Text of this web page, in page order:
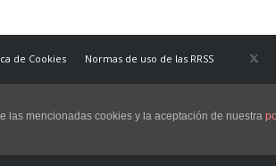
de Cookies Normas de uso de las RRSS
las mencionadas cookies y la aceptación de nuestra